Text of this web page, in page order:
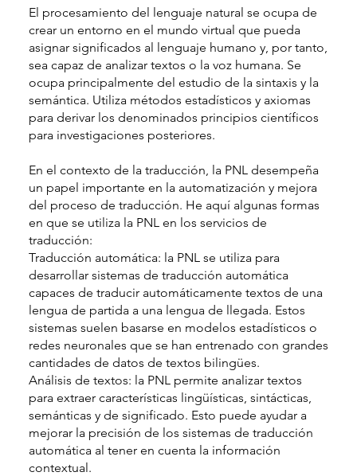
El procesamiento del lenguaje natural se ocupa de
crear un entorno en el mundo virtual que pueda
asignar significados al lenguaje humano y, por tanto,
sea capaz de analizar textos o la voz humana. Se
ocupa principalmente del estudio de la sintaxis y la
semántica. Utiliza métodos estadísticos y axiomas
para derivar los denominados principios científicos
para investigaciones posteriores.
En el contexto de la traducción, la PNL desempeña
un papel importante en la automatización y mejora
del proceso de traducción. He aquí algunas formas
en que se utiliza la PNL en los servicios de
traducción:
Traducción automática: la PNL se utiliza para
desarrollar sistemas de traducción automática
capaces de traducir automáticamente textos de una
lengua de partida a una lengua de llegada. Estos
sistemas suelen basarse en modelos estadísticos o
redes neuronales que se han entrenado con grandes
cantidades de datos de textos bilingües.
Análisis de textos: la PNL permite analizar textos
para extraer características lingüísticas, sintácticas,
semánticas y de significado. Esto puede ayudar a
mejorar la precisión de los sistemas de traducción
automática al tener en cuenta la información
contextual.